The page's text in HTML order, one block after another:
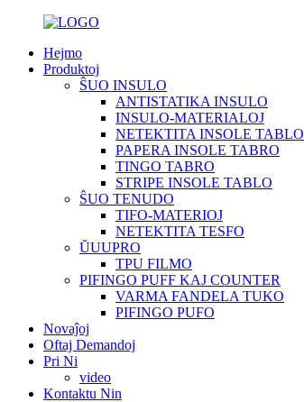
Hejmo
Produktoj
ŜUO INSULO
ANTISTATIKA INSULO
INSULO-MATERIALOJ
NETEKTITA INSOLE TABLO
PAPERA INSOLE TABRO
TINGO TABRO
STRIPE INSOLE TABLO
ŜUO TENUDO
TIFO-MATERIOJ
NETEKTITA TESFO
ŬUUPRO
TPU FILMO
PIFINGO PUFF KAJ COUNTER
VARMA FANDELA TUKO
PIFINGO PUFO
Novaĵoj
Oftaj Demandoj
Pri Ni
video
Kontaktu Nin